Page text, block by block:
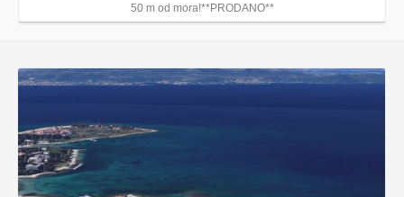
50 m od mora!**PRODANO**